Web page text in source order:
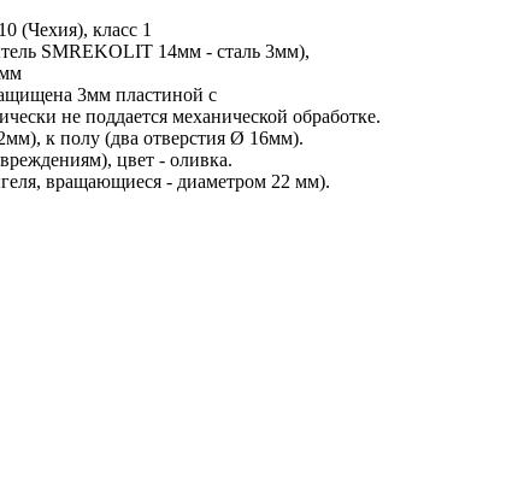
(Чехия), класс 1
SMREKOLIT 14мм - сталь 3мм),
3мм пластиной с
не поддается механической обработке.
к полу (два отверстия Ø 16мм).
цвет - оливка.
вращающиеся - диаметром 22 мм).